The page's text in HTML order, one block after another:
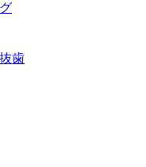
歯